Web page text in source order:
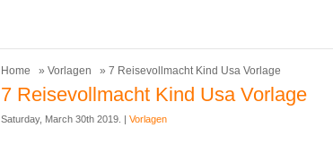
Home » Vorlagen » 7 Reisevollmacht Kind Usa Vorlage
7 Reisevollmacht Kind Usa Vorlage
Saturday, March 30th 2019. | Vorlagen